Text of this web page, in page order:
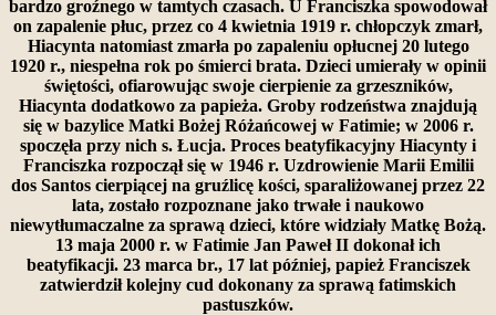
bardzo groźnego w tamtych czasach. U Franciszka spowodował
on zapalenie płuc, przez co 4 kwietnia 1919 r. chłopczyk zmarł,
Hiacynta natomiast zmarła po zapaleniu opłucnej 20 lutego
1920 r., niespełna rok po śmierci brata. Dzieci umierały w opinii
świętości, ofiarowując swoje cierpienie za grzeszników,
Hiacynta dodatkowo za papieża. Groby rodzeństwa znajdują
się w bazylice Matki Bożej Różańcowej w Fatimie; w 2006 r.
spoczęła przy nich s. Łucja. Proces beatyfikacyjny Hiacynty i
Franciszka rozpoczął się w 1946 r. Uzdrowienie Marii Emilii
dos Santos cierpiącej na gruźlicę kości, sparaliżowanej przez 22
lata, zostało rozpoznane jako trwałe i naukowo
niewytłumaczalne za sprawą dzieci, które widziały Matkę Bożą.
13 maja 2000 r. w Fatimie Jan Paweł II dokonał ich
beatyfikacji. 23 marca br., 17 lat później, papież Franciszek
zatwierdził kolejny cud dokonany za sprawą fatimskich
pastuszków.